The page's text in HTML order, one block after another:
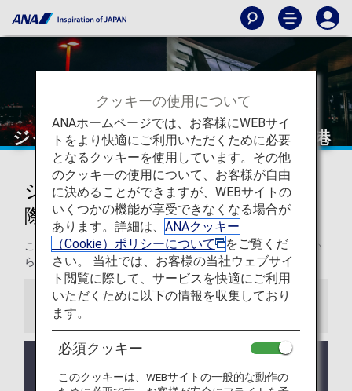
ジャカルタ - スカルノ・ハッタ国際空港
ジャカルタ - スカルノ・ハッタ国
際空港からの発着
このページでは、ジャカルタ・スカルノ・ハッタ国際空港か
ら目的地までの役立つ情報をご紹介します。
お知らせ
カウンターは 一時的に休止しております。
クッキーの使用について
ANAホームページでは、お客様にWEBサイ
トをより快適にご利用いただくために必要
となるクッキーを使用しています。その他
のクッキーの使用について、お客様が自由
に決めることができますが、WEBサイトの
いくつかの機能が享受できなくなる場合が
あります。詳細は、 ANAクッキー
（Cookie）ポリシーについて
をご覧くだ
さい。 当社では、お客様の当社ウェブサイ
ト閲覧に際して、サービスを快適にご利用
いただくために以下の情報を収集しており
ます。
必須クッキー
このクッキーは、WEBサイトの一般的な動作の